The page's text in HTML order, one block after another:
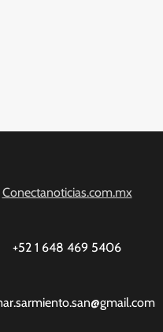
Conectanoticias.com.mx
+52 1 648 469 5406